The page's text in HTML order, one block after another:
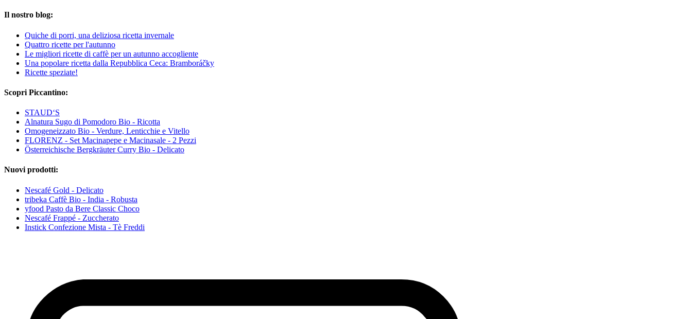
Il nostro blog:
Quiche di porri, una deliziosa ricetta invernale
Quattro ricette per l'autunno
Le migliori ricette di caffè per un autunno accogliente
Una popolare ricetta dalla Repubblica Ceca: Bramboráčky
Ricette speziate!
Scopri Piccantino:
STAUD‘S
Alnatura Sugo di Pomodoro Bio - Ricotta
Omogeneizzato Bio - Verdure, Lenticchie e Vitello
FLORENZ - Set Macinapepe e Macinasale - 2 Pezzi
Österreichische Bergkräuter Curry Bio - Delicato
Nuovi prodotti:
Nescafé Gold - Delicato
tribeka Caffè Bio - India - Robusta
yfood Pasto da Bere Classic Choco
Nescafé Frappé - Zuccherato
Instick Confezione Mista - Tè Freddi